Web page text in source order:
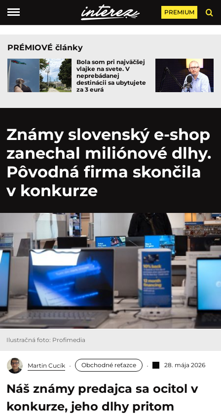
PREMIUM
PRÉMIOVÉ články
Bola som pri najväčšej
vlajke na svete. V
neprebádanej
destinácii sa ubytujete
za 3 eurá
Známy slovenský e-shop
zanechal miliónové dlhy.
Pôvodná firma skončila
v konkurze
Ilustračná foto: Profimedia
Martin Cucík Obchodné reťazce 28. mája 2026
Náš známy predajca sa ocitol v
konkurze, jeho dlhy pritom